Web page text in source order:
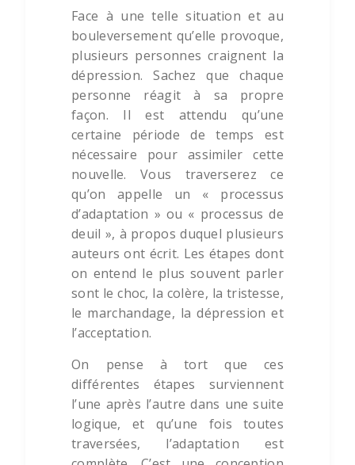
Face à une telle situation et au
bouleversement qu’elle provoque,
plusieurs personnes craignent la
dépression. Sachez que chaque
personne réagit à sa propre
façon. Il est attendu qu’une
certaine période de temps est
nécessaire pour assimiler cette
nouvelle. Vous traverserez ce
qu’on appelle un « processus
d’adaptation » ou « processus de
deuil », à propos duquel plusieurs
auteurs ont écrit. Les étapes dont
on entend le plus souvent parler
sont le choc, la colère, la tristesse,
le marchandage, la dépression et
l’acceptation.
On pense à tort que ces
différentes étapes surviennent
l’une après l’autre dans une suite
logique, et qu’une fois toutes
traversées, l’adaptation est